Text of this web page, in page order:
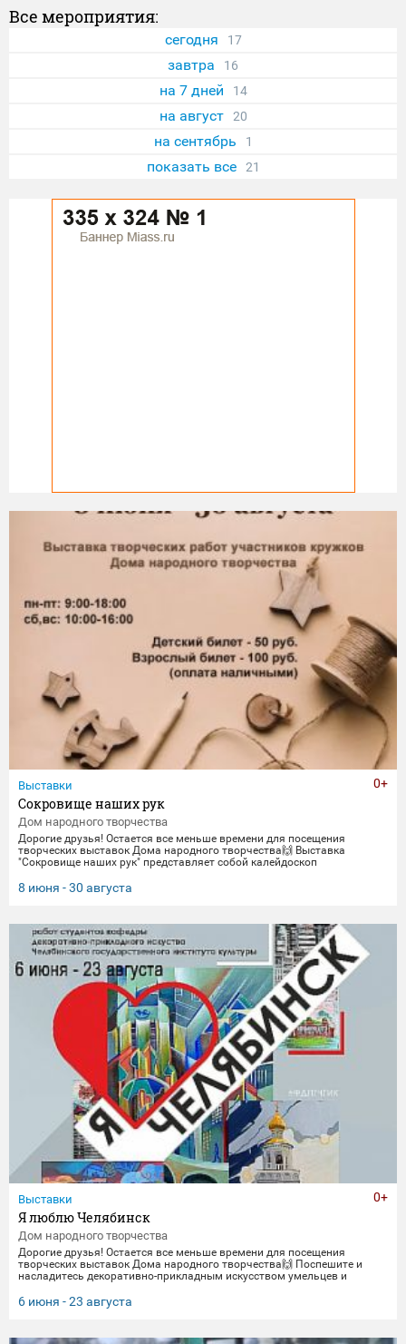
Все мероприятия:
сегодня 17
завтра 16
на 7 дней 14
на август 20
на сентябрь 1
показать все 21
Выставки
Сокровище наших рук
Дом народного творчества
Дорогие друзья! Остается все меньше времени для посещения
творческих выставок Дома народного творчества🙌 Выставка
"Сокровище наших рук" представляет собой калейдоскоп
выполнены мастерами и профессионалами своего дела -
сотрудниками Дома народного творчества. Посетить выставку
8 июня - 30 августа
0+
Выставки
Я люблю Челябинск
Дом народного творчества
Дорогие друзья! Остается все меньше времени для посещения
творческих выставок Дома народного творчества🙌 Поспешите и
насладитесь декоративно-прикладным искусством умельцев и
посвящена 290-летнему юбилею Челябинска. Работы выполнены
студентами кафедры декоративно-прикладного искусства ЧГИК.
6 июня - 23 августа
0+